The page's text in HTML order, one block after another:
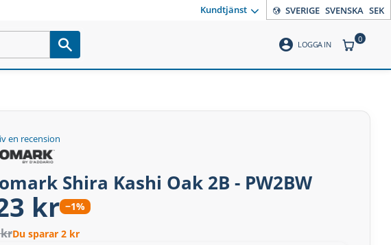
Kundtjänst SVERIGE SVENSKA SEK
account_circle LOGGA IN ANTAL
0
en recension
Shira Kashi Oak 2B - PW2BW
kr −1%
Du sparar 2 kr